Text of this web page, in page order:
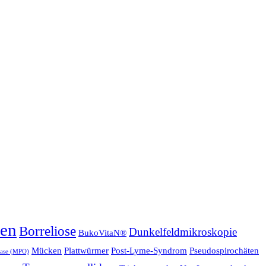
Borreliose BukoVitaN® Dunkelfeldmikroskopie
(MPO) Mücken Plattwürmer Post-Lyme-Syndrom Pseudospirochäten